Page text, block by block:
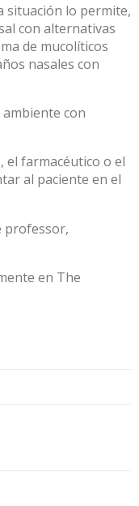
situación lo permite,
con alternativas
de mucolíticos
nasales con
con
el farmacéutico o el
al paciente en el
professor,
en The